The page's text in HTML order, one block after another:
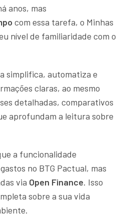
anos, mas
com essa tarefa, o Minhas
nível de familiaridade com o
simplifica, automatiza e
claras, ao mesmo
detalhadas, comparativos
aprofundam a leitura sobre
a funcionalidade
no BTG Pactual, mas
via Open Finance. Isso
sobre a sua vida